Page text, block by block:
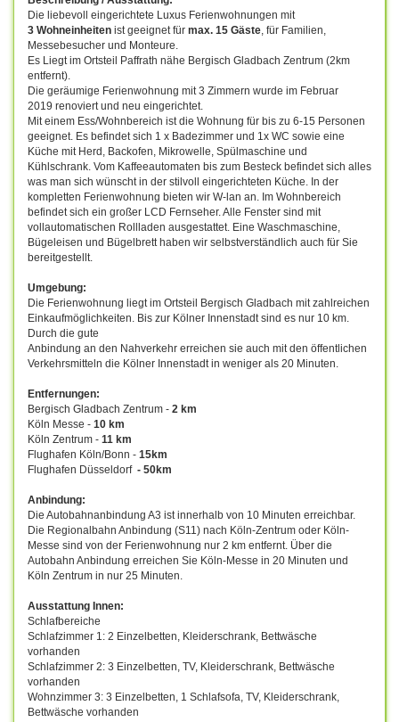
Die liebevoll eingerichtete Luxus Ferienwohnungen mit
3 Wohneinheiten ist geeignet für max. 15 Gäste, für Familien,
Messebesucher und Monteure.
Es Liegt im Ortsteil Paffrath nähe Bergisch Gladbach Zentrum (2km
entfernt).
Die geräumige Ferienwohnung mit 3 Zimmern wurde im Februar
2019 renoviert und neu eingerichtet.
Mit einem Ess/Wohnbereich ist die Wohnung für bis zu 6-15 Personen
geeignet. Es befindet sich 1 x Badezimmer und 1x WC sowie eine
Küche mit Herd, Backofen, Mikrowelle, Spülmaschine und
Kühlschrank. Vom Kaffeeautomaten bis zum Besteck befindet sich alles
was man sich wünscht in der stilvoll eingerichteten Küche. In der
kompletten Ferienwohnung bieten wir W-lan an. Im Wohnbereich
befindet sich ein großer LCD Fernseher. Alle Fenster sind mit
vollautomatischen Rollladen ausgestattet. Eine Waschmaschine,
Bügeleisen und Bügelbrett haben wir selbstverständlich auch für Sie
bereitgestellt.
Umgebung:
Die Ferienwohnung liegt im Ortsteil Bergisch Gladbach mit zahlreichen
Einkaufmöglichkeiten. Bis zur Kölner Innenstadt sind es nur 10 km.
Durch die gute
Anbindung an den Nahverkehr erreichen sie auch mit den öffentlichen
Verkehrsmitteln die Kölner Innenstadt in weniger als 20 Minuten.
Entfernungen:
Bergisch Gladbach Zentrum - 2 km
Köln Messe - 10 km
Köln Zentrum - 11 km
Flughafen Köln/Bonn - 15km
Flughafen Düsseldorf- 50km
Anbindung:
Die Autobahnanbindung A3 ist innerhalb von 10 Minuten erreichbar.
Die Regionalbahn Anbindung (S11) nach Köln-Zentrum oder Köln-
Messe sind von der Ferienwohnung nur 2 km entfernt. Über die
Autobahn Anbindung erreichen Sie Köln-Messe in 20 Minuten und
Köln Zentrum in nur 25 Minuten.
Ausstattung Innen:
Schlafbereiche
Schlafzimmer 1: 2 Einzelbetten, Kleiderschrank, Bettwäsche
vorhanden
Schlafzimmer 2: 3 Einzelbetten, TV, Kleiderschrank, Bettwäsche
vorhanden
Wohnzimmer 3: 3 Einzelbetten, 1 Schlafsofa, TV, Kleiderschrank,
Bettwäsche vorhanden